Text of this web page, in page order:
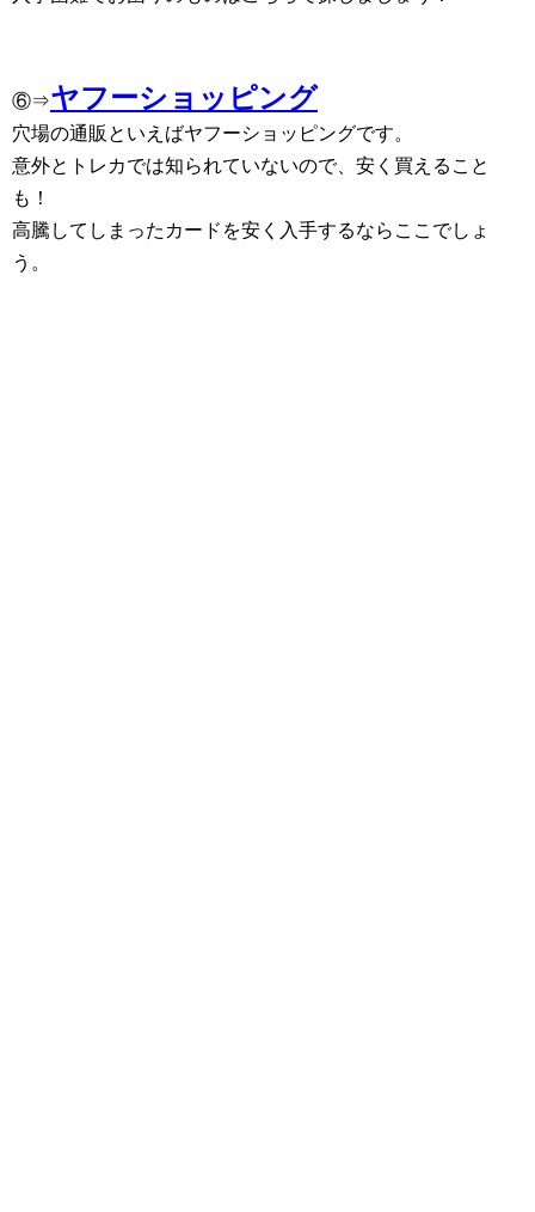
⑥⇒ヤフーショッピング
穴場の通販といえばヤフーショッピングです。
意外とトレカでは知られていないので、安く買えること
も！
高騰してしまったカードを安く入手するならここでしょ
う。